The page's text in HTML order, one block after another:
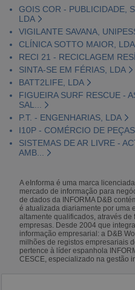
GOIS COR - PUBLICIDADE,
LDA
VIGILANTE SAVANA,
CLÍNICA SOTTO MAIOR, LDA
RECI 21 - RECICLAGEM
SINTA-SE EM FÉRIAS, LDA
BATT2LIFE, LDA
FIGUEIRA SURF RESCUE -
SAL...
P.T. - ENGENHARIAS, LDA
I10P - COMÉRCIO DE
SISTEMAS DE AR LIVRE -
AMB...
A eInforma é uma marca
mercado de informação para
de dados da INFORMA D&B
é atualizada diariamente por uma
altamente qualificados, através
empresas. Desde 2004 que
informação empresarial: a D&B
milhões de registos empresariais
pertence à líder espanhola
CESCE, especializado na gestão